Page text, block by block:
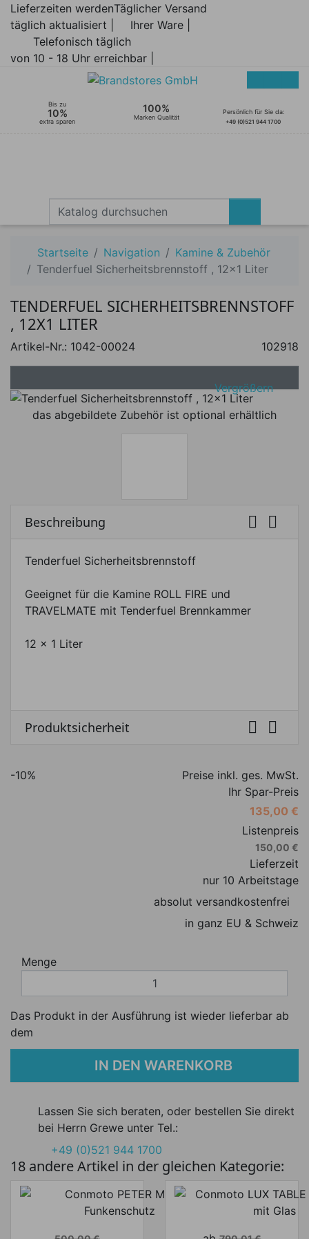
Lieferzeiten werden
täglich aktualisiert |
Täglicher Versand
Ihrer Ware |
Telefonisch täglich
von 10 - 18 Uhr erreichbar |
Bis zu
10%
extra sparen
100%
Marken Qualität
Persönlich für Sie da:
+49 (0)521 944 1700
Startseite Navigation
Kamine & Zubehör
Tenderfuel Sicherheitsbrennstoff , 12x1 Liter
TENDERFUEL SICHERHEITSBRENNSTOFF
, 12X1 LITER
Artikel-Nr.: 1042-00024 102918
Vergrößern
das abgebildete Zubehör ist optional erhältlich
Beschreibung  
Tenderfuel Sicherheitsbrennstoff
Geeignet für die Kamine ROLL FIRE und
TRAVELMATE mit Tenderfuel Brennkammer
12 x 1 Liter
Produktsicherheit  
-10%
Preise inkl. ges. MwSt.
Ihr Spar-Preis
135,00 €
Listenpreis
150,00 €
Lieferzeit
nur 10 Arbeitstage
absolut versandkostenfrei
in ganz EU & Schweiz
Menge
Das Produkt in der Ausführung ist wieder lieferbar ab
dem
IN DEN WARENKORB
Lassen Sie sich beraten, oder bestellen Sie direkt
bei Herrn Grewe unter Tel.:
+49 (0)521 944 1700
18 andere Artikel in der gleichen Kategorie: